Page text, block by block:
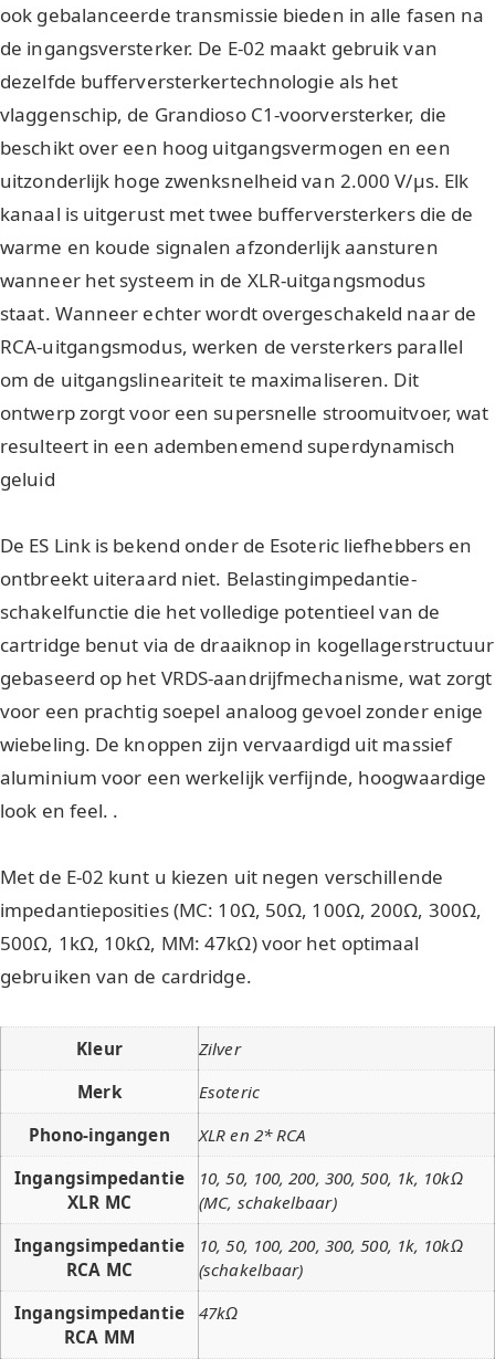
ook gebalanceerde transmissie bieden in alle fasen na
de ingangsversterker. De E-02 maakt gebruik van
dezelfde bufferversterkertechnologie als het
vlaggenschip, de Grandioso C1-voorversterker, die
beschikt over een hoog uitgangsvermogen en een
uitzonderlijk hoge zwenksnelheid van 2.000 V/μs. Elk
kanaal is uitgerust met twee bufferversterkers die de
warme en koude signalen afzonderlijk aansturen
wanneer het systeem in de XLR-uitgangsmodus
staat. Wanneer echter wordt overgeschakeld naar de
RCA-uitgangsmodus, werken de versterkers parallel
om de uitgangslineariteit te maximaliseren. Dit
ontwerp zorgt voor een supersnelle stroomuitvoer, wat
resulteert in een adembenemend superdynamisch
geluid
De ES Link is bekend onder de Esoteric liefhebbers en
ontbreekt uiteraard niet. Belastingimpedantie-
schakelfunctie die het volledige potentieel van de
cartridge benut via de draaiknop in kogellagerstructuur
gebaseerd op het VRDS-aandrijfmechanisme, wat zorgt
voor een prachtig soepel analoog gevoel zonder enige
wiebeling. De knoppen zijn vervaardigd uit massief
aluminium voor een werkelijk verfijnde, hoogwaardige
look en feel. .
Met de E-02 kunt u kiezen uit negen verschillende
impedantieposities (MC: 10Ω, 50Ω, 100Ω, 200Ω, 300Ω,
500Ω, 1kΩ, 10kΩ, MM: 47kΩ) voor het optimaal
gebruiken van de cardridge.
Kleur
Zilver
Merk
Esoteric
Phono-ingangen
XLR en 2* RCA
Ingangsimpedantie
XLR MC
10, 50, 100, 200, 300, 500, 1k, 10kΩ
(MC, schakelbaar)
Ingangsimpedantie
RCA MC
10, 50, 100, 200, 300, 500, 1k, 10kΩ
(schakelbaar)
Ingangsimpedantie
RCA MM
47kΩ